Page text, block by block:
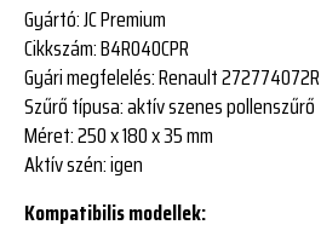
Gyártó:JC Premium
Cikkszám:B4R040CPR
Gyári megfelelés:Renault 272774072R
Szűrő típusa:aktív szenes pollenszűrő
Méret:250 x 180 x 35 mm
Aktív szén:igen
Kompatibilis modellek: